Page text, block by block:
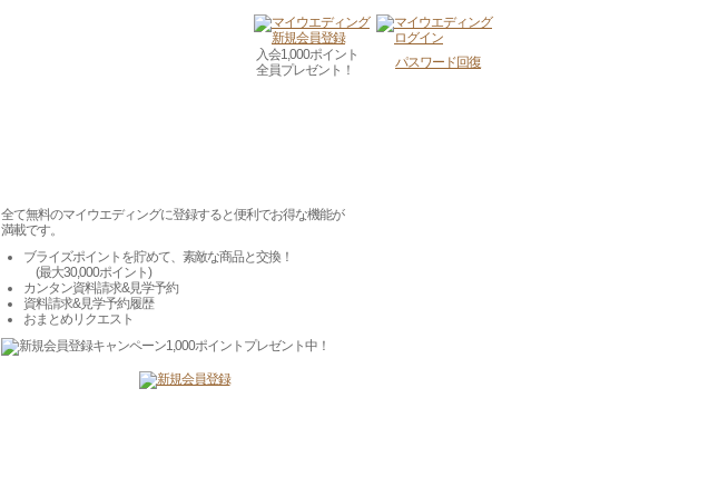
入会1,000ポイント
全員プレゼント！
パスワード回復
全て無料のマイウエディングに登録すると便利でお得な機能が
満載です。
ブライズポイントを貯めて、素敵な商品と交換！
(最大30,000ポイント)
カンタン資料請求&見学予約
資料請求&見学予約履歴
おまとめリクエスト